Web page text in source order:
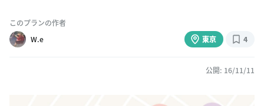
このプランの作者
W.e
東京 4
公開: 16/11/11